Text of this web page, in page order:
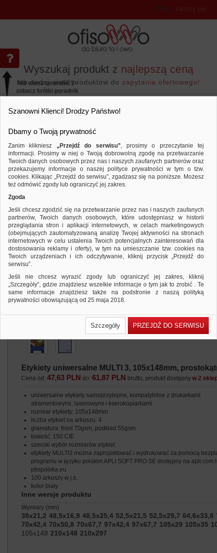
Wyszukaj produkt z najlepszą ceną
lub dodaj wiele produktów do zapytania ofertowego!
Witaj ,
Papier i etykiety
Etykiety samoprzylepne
ark.
Porównaj produkt: Etykiety uniwersalne MULTI 3,
Etykiety uniwersalne MULTI 3, 105x148mm,
Cena od:47,63 PLN do:61,87 PLN brutto, produkt dostępnyw 2
uniwersalne etykiety samoprzylepne, kompatybilne z drukarkami
atramentowymi, laserowymi i kserokopiarkami
rozmiar etykiety: 105x148mm
liczba etykiet na arkuszu: 4
gramatura: front 70gsm, podkład 55gsm
białość: 150 CIE
szeroki wybór rozmiarów etykiet
etykiety MULTI3 można zaprojektować i wydrukować za pomocą
programu w języku polskim APLI SOFT PRO SE dostępny na apli.com
pbspolska.eu
100 arkuszy w j.s.
kolor biały
Inne wersje produktu
wymiary (mm)
38x21,2 48,5x16,9 48,5x25,4 52,5x21,5 52,5x29,7 64,6x33,8
70x42,4 70x50,8 70x67,7 97x42,4 97x67,7 105x29 105x35
105x148 210x148 210x297
Nie wiesz co zrobić? -
zobacz krótki poradnik
Szanowni Klienci! Drodzy Państwo!
Dbamy o Twoją prywatność
Zanim klikniesz „Przejdź do serwisu”, prosimy o przeczytanie tej
informacji. Prosimy w niej o Twoją dobrowolną zgodę na przetwarzanie
Twoich danych osobowych przez nas i naszych zaufanych partnerów oraz
przekazujemy informacje o naszej polityce prywatności w tym o tzw.
cookies. Klikając „Przejdź do serwisu”, zgadzasz się na poniższe. Możesz
też odmówić zgody lub ograniczyć jej zakres.
Zgoda
Jeśli chcesz zgodzić się na przetwarzanie przez nas i naszych zaufanych
partnerów, Twoich danych osobowych, które udostępniasz w historii
przeglądania stron i aplikacji internetowych, w celach marketingowych
(obejmujących zautomatyzowaną analizę Twojej aktywności na stronach
internetowych w celu ustalenia Twoich potencjalnych zainteresowań dla
dostosowania reklamy i oferty), w tym na umieszczanie tzw. cookies na
Twoich urządzeniach i ich odczytywanie, kliknij przycisk „Przejdź do
serwisu”.
Jeśli nie chcesz wyrazić zgody lub ograniczyć jej zakres, kliknij
„Szczegóły”, gdzie znajdziesz wszelkie informacje o tym jak to zrobić . Te
same informacje znajdziesz także na podstronie z naszą polityką
prywatności obowiązującą od 25 maja 2018.
wcześniejsza zgoda której udzieliliście podczas zakładania konta. Każda
Państwa zgoda jest dobrowolna i można ją w dowolnym momencie
Polityka prywatności (rozwiń)
Lista Zaufanych Partnerów (rozwiń)
Szczegóły PRZEJDŹ DO SERWISU